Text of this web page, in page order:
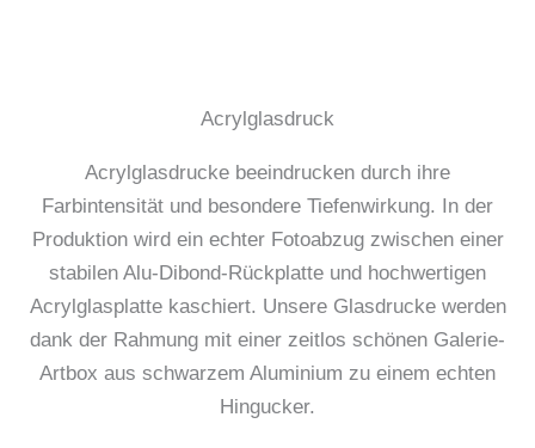
Acrylglasdruck
Acrylglasdrucke beeindrucken durch ihre
Farbintensität und besondere Tiefenwirkung. In der
Produktion wird ein echter Fotoabzug zwischen einer
stabilen Alu-Dibond-Rückplatte und hochwertigen
Acrylglasplatte kaschiert. Unsere Glasdrucke werden
dank der Rahmung mit einer zeitlos schönen Galerie-
Artbox aus schwarzem Aluminium zu einem echten
Hingucker.